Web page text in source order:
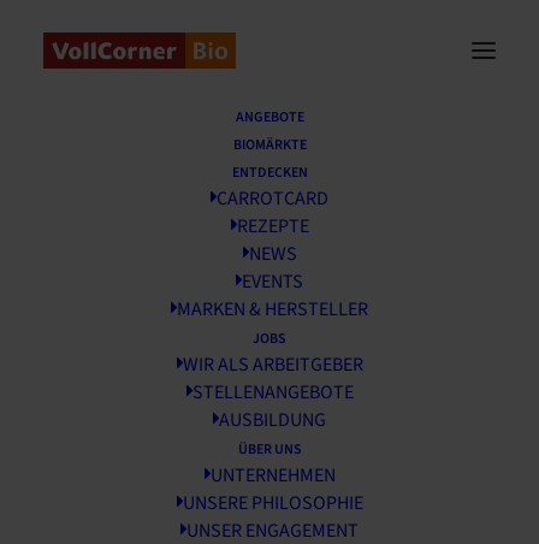
ANGEBOTE
BIOMÄRKTE
ENTDECKEN
CARROTCARD
REZEPTE
NEWS
EVENTS
MARKEN & HERSTELLER
JOBS
WIR ALS ARBEITGEBER
STELLENANGEBOTE
AUSBILDUNG
ÜBER UNS
UNTERNEHMEN
UNSERE PHILOSOPHIE
UNSER ENGAGEMENT
Wohnen für Hilfe
Wohnen für Hilfe